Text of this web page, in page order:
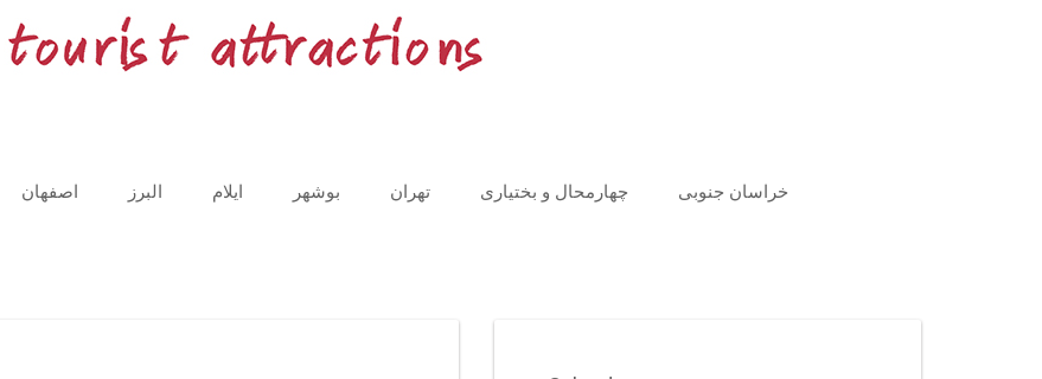
اصفهان البرز ایلام بوشهر تهران چهارمحال و بختیاری خراسان جنوبی